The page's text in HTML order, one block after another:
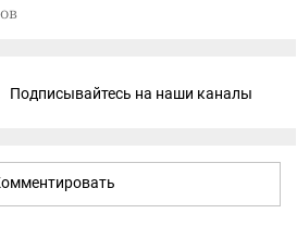
Подписывайтесь на наши каналы